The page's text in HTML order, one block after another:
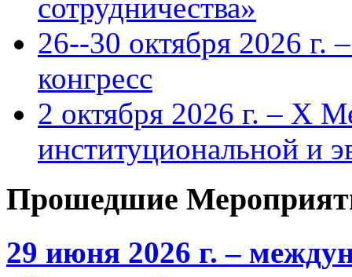
сотрудничества»
26--30 октября 2026 г.
конгресс
2 октября 2026 г. – X
институциональной и
Прошедшие
29 июня 2026 г. –